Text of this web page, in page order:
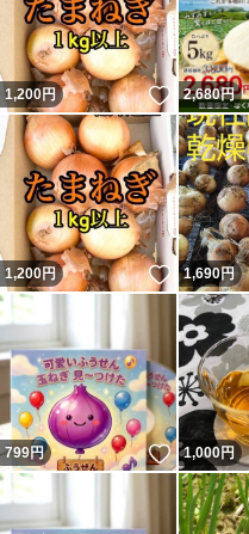
1,200円 いいね！
2,680円
1,200円 いいね！
1,690円
799円 いいね！
1,000円